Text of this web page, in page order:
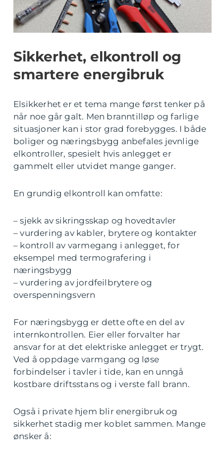
Sikkerhet, elkontroll og
smartere energibruk
Elsikkerhet er et tema mange først tenker på
når noe går galt. Men branntilløp og farlige
situasjoner kan i stor grad forebygges. I både
boliger og næringsbygg anbefales jevnlige
elkontroller, spesielt hvis anlegget er
gammelt eller utvidet mange ganger.
En grundig elkontroll kan omfatte:
– sjekk av sikringsskap og hovedtavler
– vurdering av kabler, brytere og kontakter
– kontroll av varmegang i anlegget, for
eksempel med termografering i
næringsbygg
– vurdering av jordfeilbrytere og
overspenningsvern
For næringsbygg er dette ofte en del av
internkontrollen. Eier eller forvalter har
ansvar for at det elektriske anlegget er trygt.
Ved å oppdage varmgang og løse
forbindelser i tavler i tide, kan en unngå
kostbare driftsstans og i verste fall brann.
Også i private hjem blir energibruk og
sikkerhet stadig mer koblet sammen. Mange
ønsker å: